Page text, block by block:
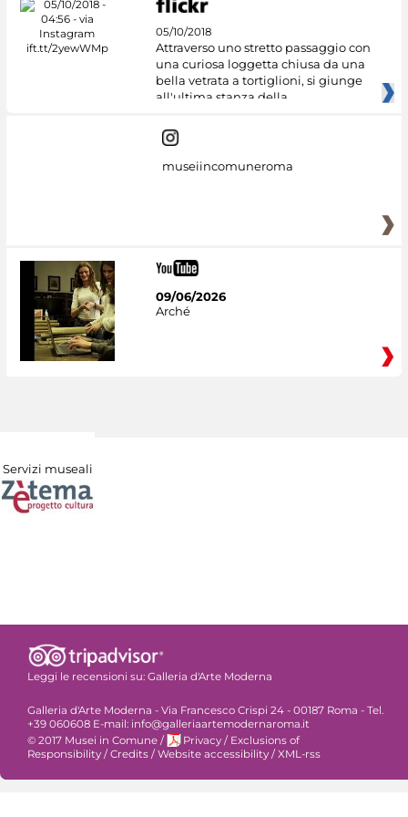
05/10/2018
Attraverso uno stretto passaggio con
una curiosa loggetta chiusa da una
bella vetrata a tortiglioni, si giunge
all'ultima stanza della
museiincomuneroma
09/06/2026
Arché
Servizi museali
Leggi le recensioni su: Galleria d'Arte Moderna
Galleria d'Arte Moderna - Via Francesco Crispi 24 - 00187 Roma - Tel.
+39 060608 E-mail: info@galleriaartemodernaroma.it
© 2017 Musei in Comune / Privacy / Exclusions of
Responsibility / Credits / Website accessibility / XML-rss